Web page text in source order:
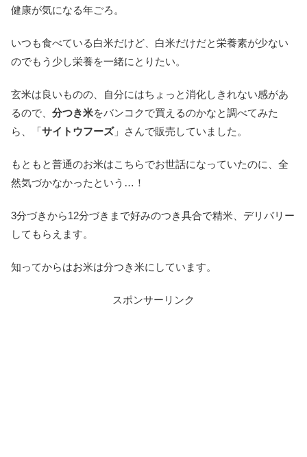
健康が気になる年ごろ。
いつも食べている白米だけど、白米だけだと栄養素が少ない
のでもう少し栄養を一緒にとりたい。
玄米は良いものの、自分にはちょっと消化しきれない感があ
るので、 分つき米をバンコクで買えるのかなと調べてみた
ら、「サイトウフーズ」さんで販売していました。
もともと普通のお米はこちらでお世話になっていたのに、全
然気づかなかったという…！
3分づきから12分づきまで好みのつき具合で精米、デリバリー
してもらえます。
知ってからはお米は分つき米にしています。
スポンサーリンク